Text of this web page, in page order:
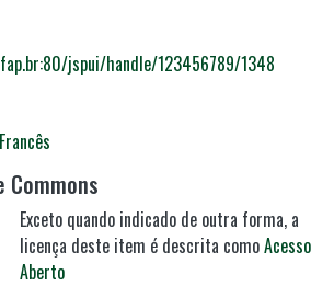
jspui/handle/123456789/1348
Commons
Exceto quando indicado de outra forma, a
licença deste item é descrita comoAcesso
Aberto